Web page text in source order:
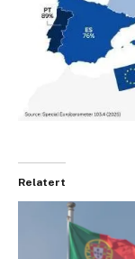
Relatert